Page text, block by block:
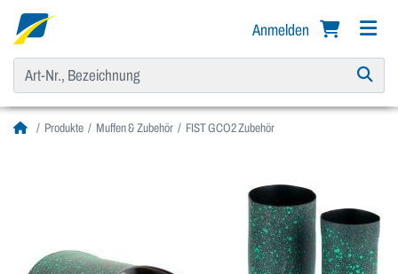
Anmelden
Produkte Muffen & Zubehör FIST GCO2 Zubehör